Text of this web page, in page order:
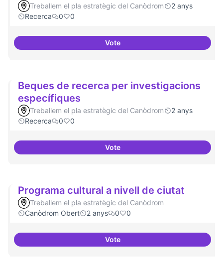
Treballem el pla estratègic del Canòdrom
2 anys
Recerca
0 0
VoteDigitalització de l'administració
Beques de recerca per investigacions
específiques
Treballem el pla estratègic del Canòdrom
2 anys
Recerca
0 0
VoteBeques de recerca per
Programa cultural a nivell de ciutat
Treballem el pla estratègic del Canòdrom
Canòdrom Obert
2 anys 0 0
VotePrograma cultural a nivell de